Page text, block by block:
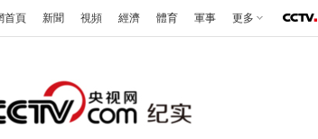
首頁 新聞 視頻 經濟 體育 軍事 更多